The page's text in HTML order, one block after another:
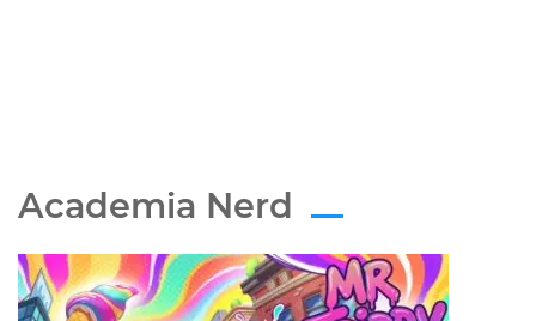
Academia Nerd